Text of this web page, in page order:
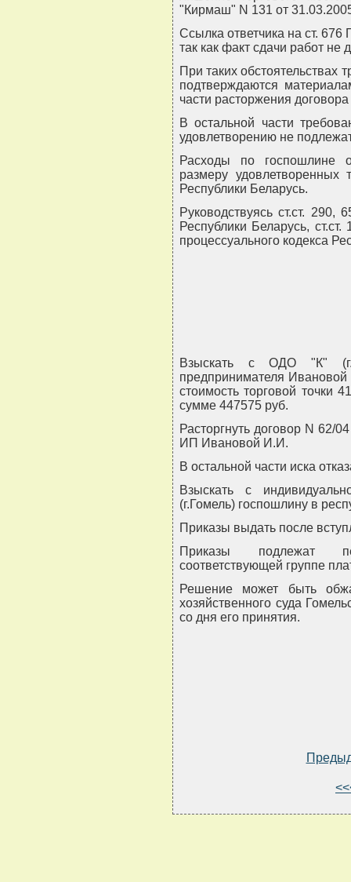
"Кирмаш" N 131 от
Ссылка ответчика на ст. 676
так как факт сдачи работ не
При таких обстоятельствах
подтверждаются
части расторжения
В остальной части
удовлетворению не
Расходы по госпошлине
размеру
Республики Беларусь.
Руководствуясь ст.ст. 290,
Республики Беларусь,
процессуального кодекса
Взыскать с ОДО "К"
предпринимателя Ивановой
стоимость торговой точки
сумме 447575 руб.
Расторгнуть договор N 62/
ИП Ивановой И.И.
В остальной части иска
Взыскать с
(г.Гомель) госпошлину в
Приказы выдать после
Приказы подлежат
соответствующей группе
Решение может быть
хозяйственного суда
со дня его принятия.